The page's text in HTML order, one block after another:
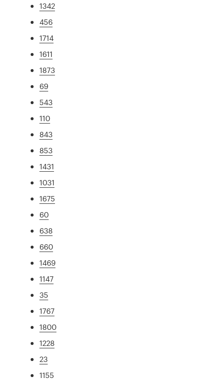
1342
456
1714
1611
1873
69
543
110
843
853
1431
1031
1675
60
638
660
1469
1147
35
1767
1800
1228
23
1155